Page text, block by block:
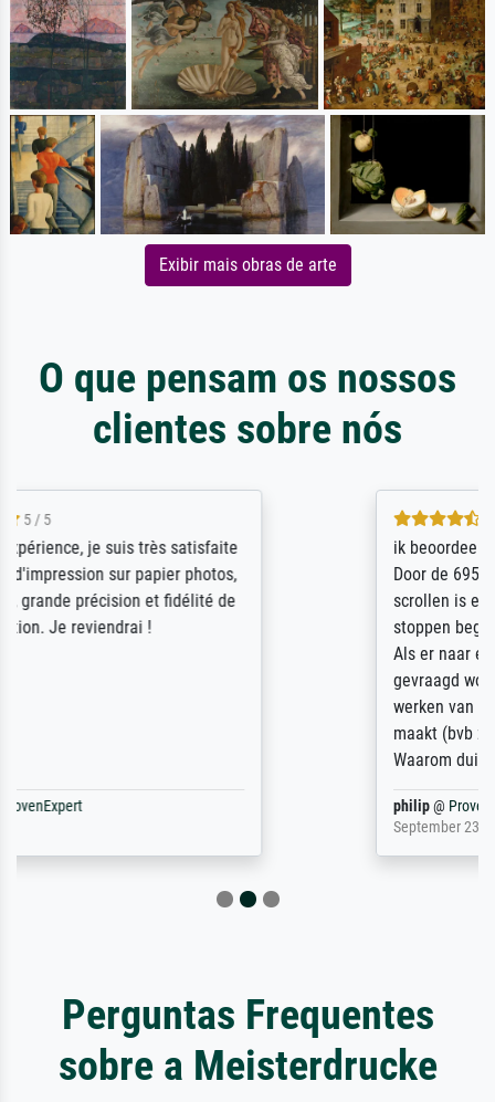
Exibir mais obras de arte
O que pensam os nossos
clientes sobre nós
ik beoordeel Meisterdrucke zeer positief.
Door de 69505 beschikbare kunstenaars
scrollen is echter onbegonnen werk (na
stoppen begint het weer van voor af aan).
werken van andere wat het onoverzichtelijk
maakt (bvb zoek Ros = ook Rops, Rose etc).
Perguntas Frequentes
sobre a Meisterdrucke